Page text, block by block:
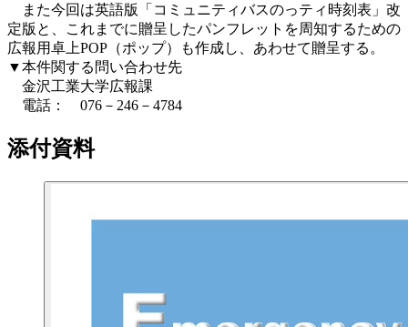
また今回は英語版「コミュニティバスのっティ時刻表」改
定版と、これまでに贈呈したパンフレットを周知するための
広報用卓上POP（ポップ）も作成し、あわせて贈呈する。
▼本件関する問い合わせ先
金沢工業大学広報課
電話： 076－246－4784
添付資料